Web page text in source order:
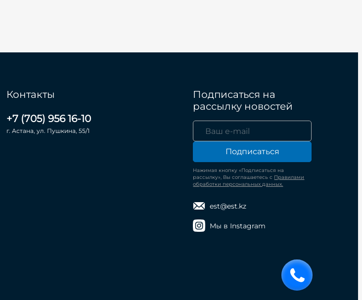
Контакты
+7 (705) 956 16-10
г. Астана, ул. Пушкина, 55/1
Подписаться на
рассылку новостей
Подписаться
Нажимая кнопку «Подписаться на
рассылку», Вы соглашаетесь с Правилами
обработки персональных данных.
est@est.kz
Мы в Instagram